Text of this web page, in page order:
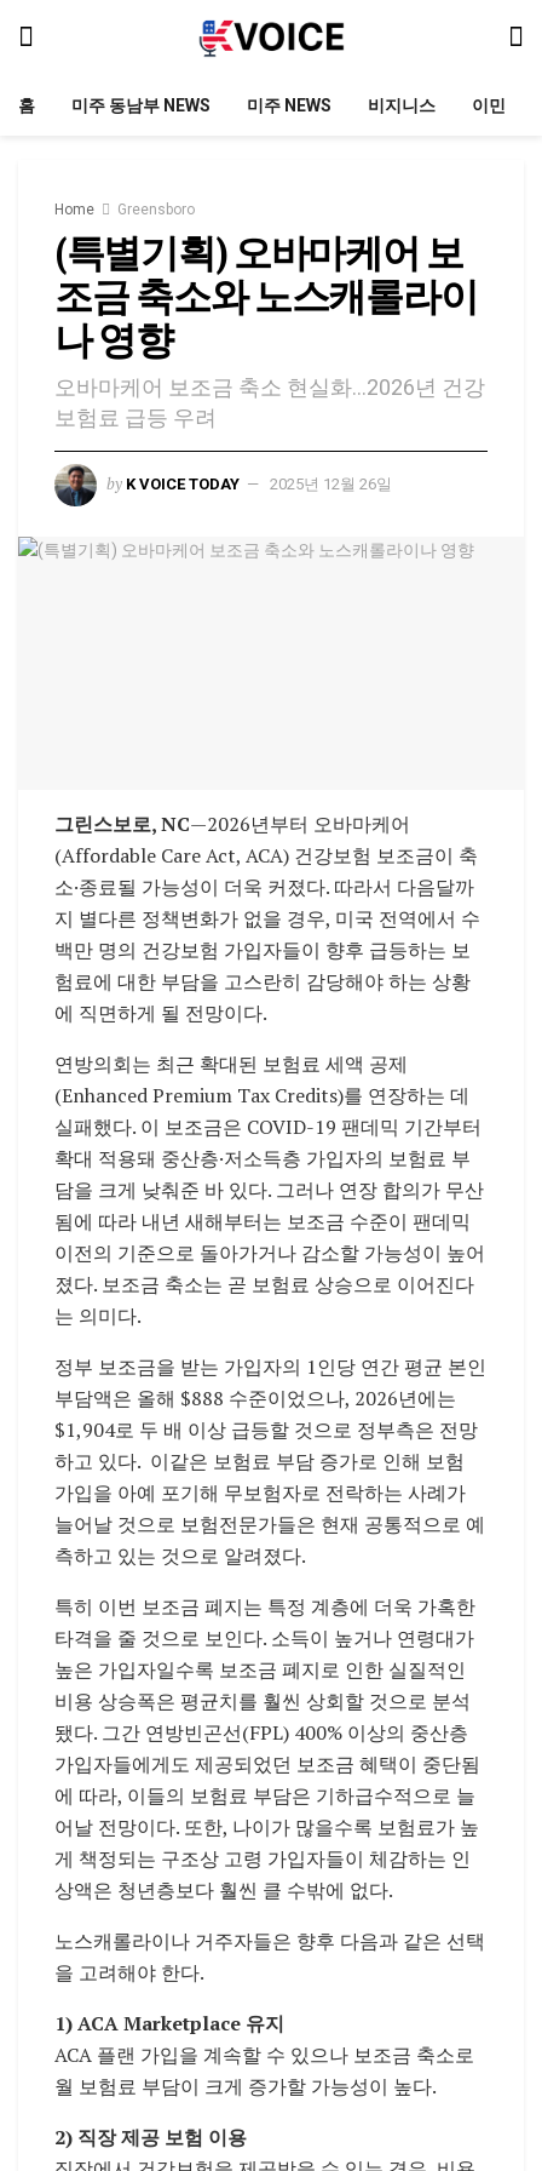
홈 미주 동남부 NEWS 미주 NEWS 비지니스 이민
Home Greensboro
(특별기획) 오바마케어 보
조금 축소와 노스캐롤라이
나 영향
오바마케어 보조금 축소 현실화…2026년 건강
보험료 급등 우려
by K VOICE TODAY 2025년 12월 26일
그린스보로, NC—2026년부터 오바마케어
(Affordable Care Act, ACA) 건강보험 보조금이 축
소·종료될 가능성이 더욱 커졌다. 따라서 다음달까
지 별다른 정책변화가 없을 경우, 미국 전역에서 수
백만 명의 건강보험 가입자들이 향후 급등하는 보
험료에 대한 부담을 고스란히 감당해야 하는 상황
에 직면하게 될 전망이다.
연방의회는 최근 확대된 보험료 세액 공제
(Enhanced Premium Tax Credits)를 연장하는 데
실패했다. 이 보조금은 COVID-19 팬데믹 기간부터
확대 적용돼 중산층·저소득층 가입자의 보험료 부
담을 크게 낮춰준 바 있다. 그러나 연장 합의가 무산
됨에 따라 내년 새해부터는 보조금 수준이 팬데믹
이전의 기준으로 돌아가거나 감소할 가능성이 높어
졌다. 보조금 축소는 곧 보험료 상승으로 이어진다
는 의미다.
정부 보조금을 받는 가입자의 1인당 연간 평균 본인
부담액은 올해 $888 수준이었으나, 2026년에는
$1,904로 두 배 이상 급등할 것으로 정부측은 전망
하고 있다. 이같은 보험료 부담 증가로 인해 보험
가입을 아예 포기해 무보험자로 전락하는 사례가
늘어날 것으로 보험전문가들은 현재 공통적으로 예
측하고 있는 것으로 알려졌다.
특히 이번 보조금 폐지는 특정 계층에 더욱 가혹한
타격을 줄 것으로 보인다. 소득이 높거나 연령대가
높은 가입자일수록 보조금 폐지로 인한 실질적인
비용 상승폭은 평균치를 훨씬 상회할 것으로 분석
됐다. 그간 연방빈곤선(FPL) 400% 이상의 중산층
가입자들에게도 제공되었던 보조금 혜택이 중단됨
에 따라, 이들의 보험료 부담은 기하급수적으로 늘
어날 전망이다. 또한, 나이가 많을수록 보험료가 높
게 책정되는 구조상 고령 가입자들이 체감하는 인
상액은 청년층보다 훨씬 클 수밖에 없다.
노스캐롤라이나 거주자들은 향후 다음과 같은 선택
을 고려해야 한다.
1) ACA Marketplace 유지
ACA 플랜 가입을 계속할 수 있으나 보조금 축소로
월 보험료 부담이 크게 증가할 가능성이 높다.
2) 직장 제공 보험 이용